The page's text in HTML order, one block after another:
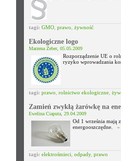
tagi: GMO prawo żywność
Ekologiczne logo
Marzena Żeber, 05.05.2009
Rozporządzenie UE o
ryzyko wprowadzania
tagi: prawo rolnictwo ekologiczne
Zamień zwykłą żarówkę na
Ewelina Ciaputa, 29.04.2009
Od 1 września mają
energooszczędne. »
tagi: elektrośmieci odpady, prawo